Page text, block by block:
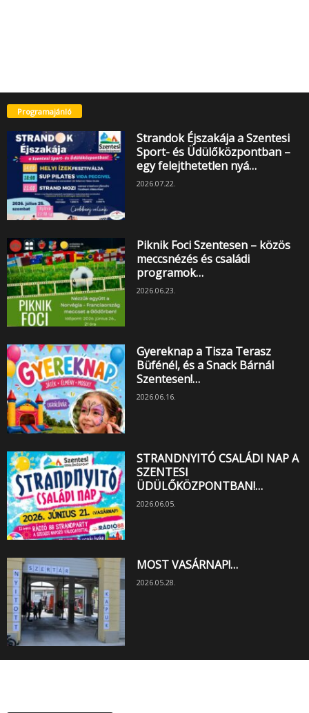
Programajánló
Strandok Éjszakája a Szentesi
Sport- és Üdülőközpontban –
egy felejthetetlen nyá…
2026.07.22.
Piknik Foci Szentesen – közös
meccsnézés és családi
programok…
2026.06.23.
Gyereknap a Tisza Terasz
Büfénél, és a Snack Bárnál
Szentesen!…
2026.06.16.
STRANDNYITÓ CSALÁDI NAP A
SZENTESI
ÜDÜLŐKÖZPONTBAN!…
2026.06.05.
MOST VASÁRNAP!…
2026.05.28.